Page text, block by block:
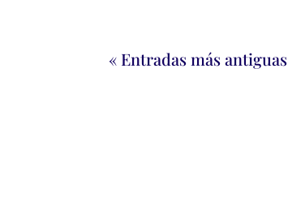
« Entradas más antiguas